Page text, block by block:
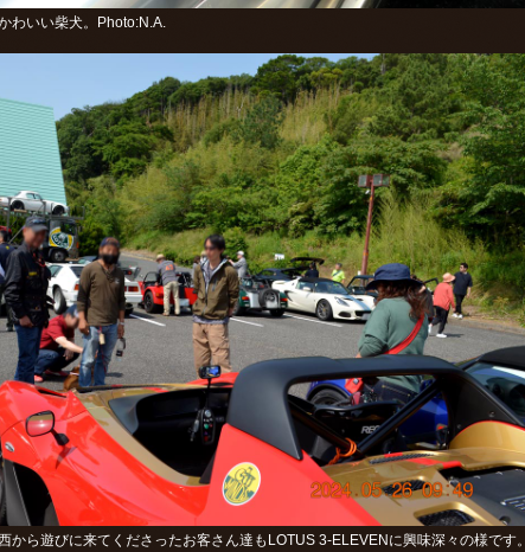
わいい柴犬。Photo:N.A.
から遊びに来てくださったお客さん達もLOTUS 3-ELEVENに興味深々の様です。